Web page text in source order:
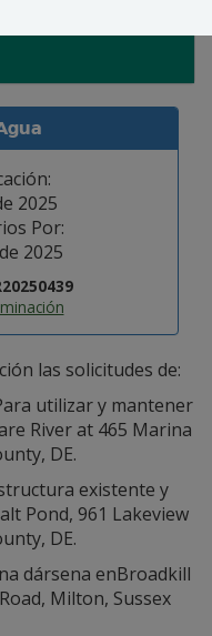
2025
Por:
2025
las solicitudes de:
utilizar y mantener
River at 465 Marina
DE.
existente y
Pond, 961 Lakeview
DE.
dársena enBroadkill
Milton, Sussex